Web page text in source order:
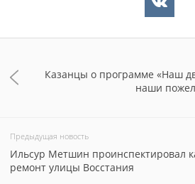
Казанцы о программе «Наш
наши
Предыдущая новость
Ильсур Метшин проинспектировал
ремонт улицы Восстания